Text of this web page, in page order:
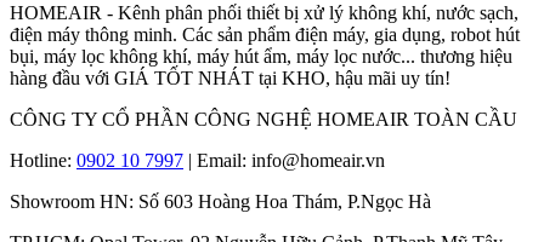
HOMEAIR - Kênh phân phối thiết bị xử lý không khí, nước sạch,
điện máy thông minh. Các sản phẩm điện máy, gia dụng, robot hút
bụi, máy lọc không khí, máy hút ẩm, máy lọc nước... thương hiệu
hàng đầu với GIÁ TỐT NHÁT tại KHO, hậu mãi uy tín!
CÔNG TY CỔ PHẦN CÔNG NGHỆ HOMEAIR TOÀN CẦU
Hotline: 0902 10 7997 | Email: info@homeair.vn
Showroom HN: Số 603 Hoàng Hoa Thám, P.Ngọc Hà